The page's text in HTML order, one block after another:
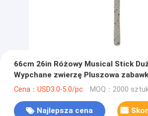
66cm 26in Różowy Musical Stick
Wypchane zwierzę Pluszowa
Prezent
Cena：USD3.0-5.0/pc MOQ：2000
Najlepsza cena